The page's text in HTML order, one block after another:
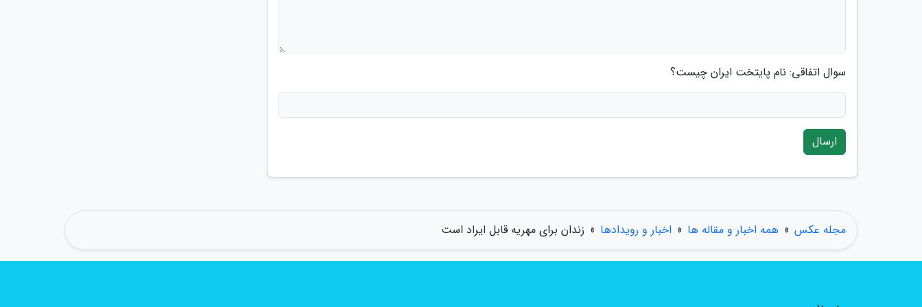
سوال اتفاقی: نام پایتخت ایران چیست؟
ارسال
مجله عکس » همه اخبار و مقاله ها » اخبار و رویدادها » زندان برای مهریه قابل ایراد است